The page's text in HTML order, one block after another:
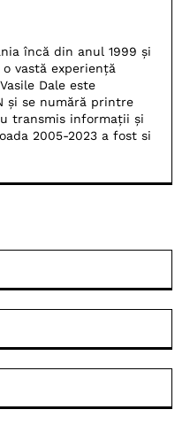
încă din anul 1999 și
vastă experiență
Dale este
și se numără printre
transmis informații și
2005-2023 a fost si